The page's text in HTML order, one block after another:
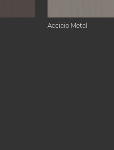
Acciaio Metal